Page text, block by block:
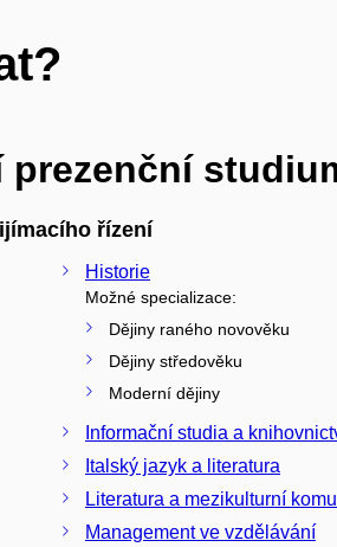
prezenční
řízení
Historie
Možné specializace:
Dějiny raného novověku
Dějiny středověku
Moderní dějiny
Informační studia a
Italský jazyk a literatura
Literatura a mezikulturní
Management ve vzdělávání